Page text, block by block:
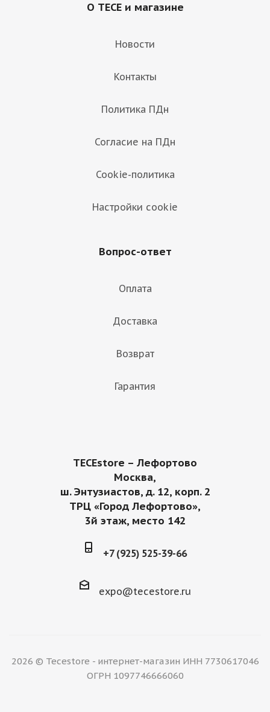
О TECE и магазине
Новости
Контакты
Политика ПДн
Согласие на ПДн
Cookie-политика
Настройки cookie
Вопрос-ответ
Оплата
Доставка
Возврат
Гарантия
TECEstore – Лефортово
Москва,
ш. Энтузиастов, д. 12, корп. 2
ТРЦ «Город Лефортово»,
3й этаж, место 142
+7 (925) 525-39-66
expo@tecestore.ru
2026 © Tecestore - интернет-магазин ИНН 7730617046
ОГРН 1097746666060